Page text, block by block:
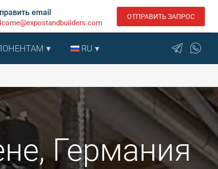
email ОТПРАВИТЬ ЗАПРОС
RU
Германия